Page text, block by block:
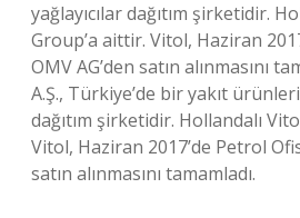
yağlayıcılar dağıtım şirketidir.
Group’a aittir. Vitol, Haziran
OMV AG’den satın alınmasını
A.Ş., Türkiye’de bir yakıt
dağıtım şirketidir. Hollandalı
Vitol, Haziran 2017’de Petrol
satın alınmasını tamamladı.